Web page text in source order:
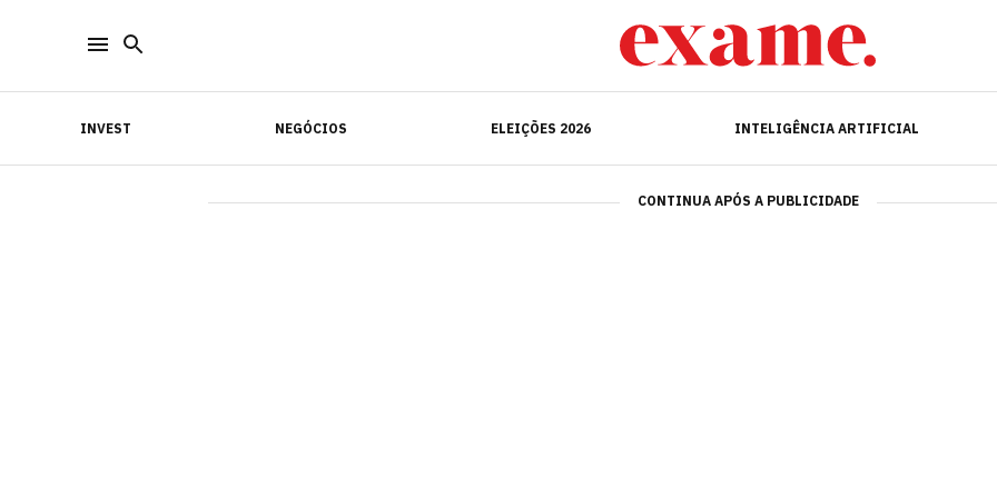
INVEST NEGÓCIOS ELEIÇÕES 2026 INTELIGÊNCIA ARTIFICIAL
INVEST INTELIGÊNCIA ARTIFICIAL
CONTINUA APÓS A PUBLICIDADE